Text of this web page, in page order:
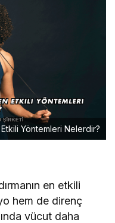
Etkili Yöntemleri Nelerdir?
en etkili
hem de direnç
vücut daha